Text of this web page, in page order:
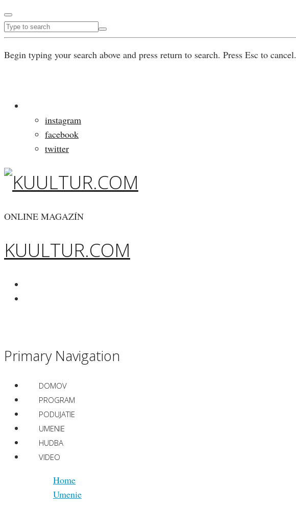
Begin typing your search above and press return to search. Press Esc to cancel.
instagram
facebook
twitter
ONLINE MAGAZÍN
KUULTUR.COM
Primary Navigation
DOMOV
PROGRAM
PODUJATIE
UMENIE
HUDBA
VIDEO
Home
Umenie